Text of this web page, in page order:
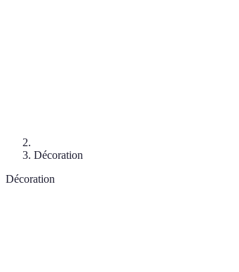
Décoration
Décoration